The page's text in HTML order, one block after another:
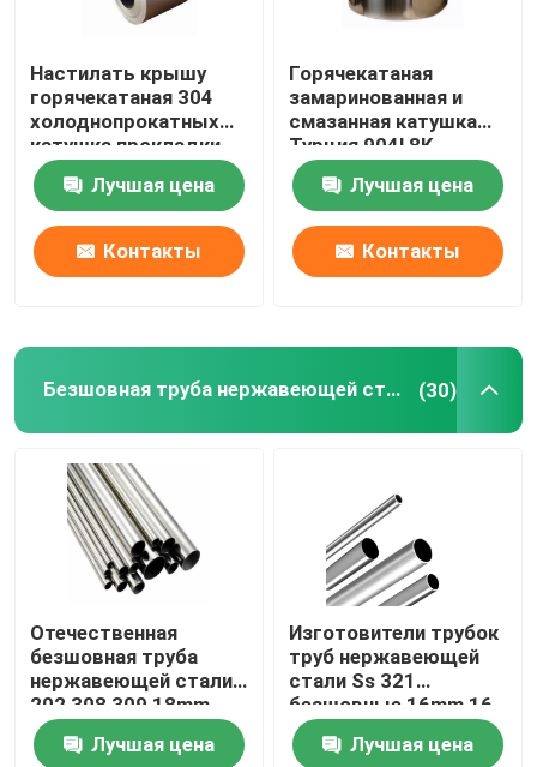
Настилать крышу
горячекатаная 304
холоднопрокатных
катушка прокладки
201 316l 202 Ss 304
катушки
нержавеющей стали
Лучшая цена
Контакты
Горячекатаная
замаринованная и
смазанная катушка
Турция 904l 8K
отполировала
катушку 202 Ss
катушки 430
нержавеющей стали
Лучшая цена
Контакты
Безшовная труба нержавеющей стали (30)
Отечественная
безшовная труба
нержавеющей стали
202 308 309 18mm
22mm 2 трубка Inox
дюйма 304Лучшая цена
Изготовители трубок
труб нержавеющей
стали Ss 321
безшовные 16mm 16
теплообменный
аппарат датчика 304
Лучшая цена